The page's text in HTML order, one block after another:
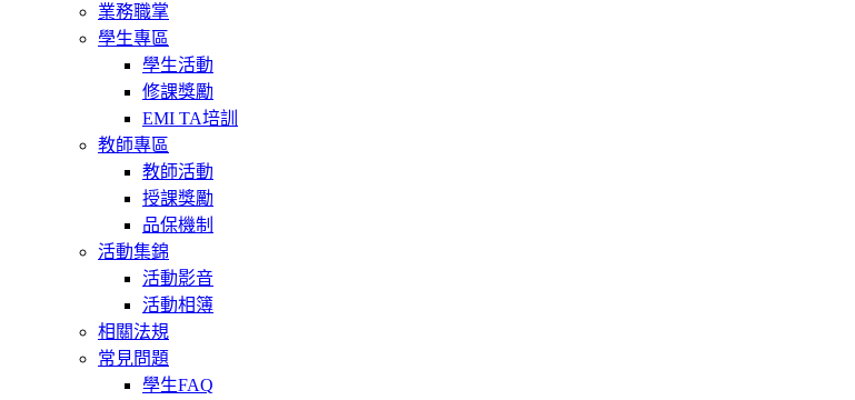
業務職掌
學生專區
學生活動
修課獎勵
EMI TA培訓
教師專區
教師活動
授課獎勵
品保機制
活動集錦
活動影音
活動相簿
相關法規
常見問題
學生FAQ